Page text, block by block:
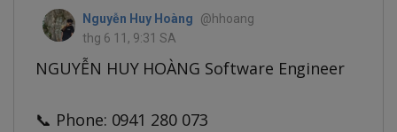
Nguyễn Huy Hoàng
@hhoang
thg 6 11, 9:31 SA
NGUYỄN HUY HOÀNG Software Engineer
📞 Phone: 0941 280 073